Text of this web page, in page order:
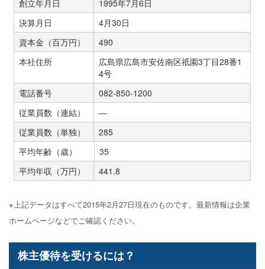
創立年月日
1995年7月6日
決算月日
4月30日
資本金（百万円）
490
本社住所
広島県広島市安佐南区祇園3丁目28番1
4号
電話番号
082-850-1200
従業員数（連結）
―
従業員数（単独）
285
平均年齢（歳）
35
平均年収（万円）
441.8
※上記データはすべて2015年2月27日現在のものです。最新情報は企業
ホームページなどでご確認ください。
株主優待を受けるには？